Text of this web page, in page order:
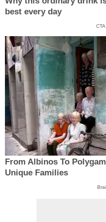
best every day
From Albinos To
Unique Families